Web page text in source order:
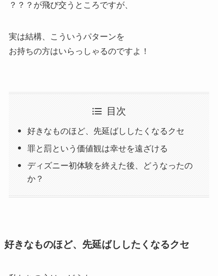
？？？が飛び交うところですが、
実は結構、こういうパターンを
お持ちの方はいらっしゃるのですよ！
目次
好きなものほど、先延ばししたくなるクセ
罪と罰という価値観は幸せを遠ざける
ディズニー初体験を終えた後、どうなったの
か？
好きなものほど、先延ばししたくなるクセ